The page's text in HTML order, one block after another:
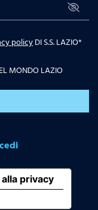
policyDI S.S. LAZIO*
MONDO LAZIO
privacy